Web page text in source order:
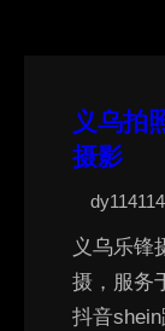
义乌拍
摄影
dy114114
义乌乐锋
摄，服务
抖音